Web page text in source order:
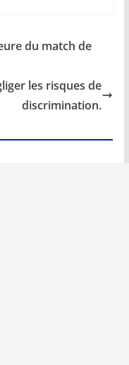
y
n
g
du match de
les risques de
discrimination.